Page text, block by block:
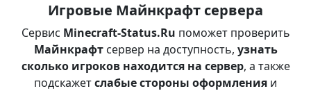
Игровые Майнкрафт сервера
Сервис Minecraft-Status.Ru поможет проверить
Майнкрафтсервер на доступность, узнать
сколько игроков находится на сервер, а также
подскажетслабые стороны оформления и